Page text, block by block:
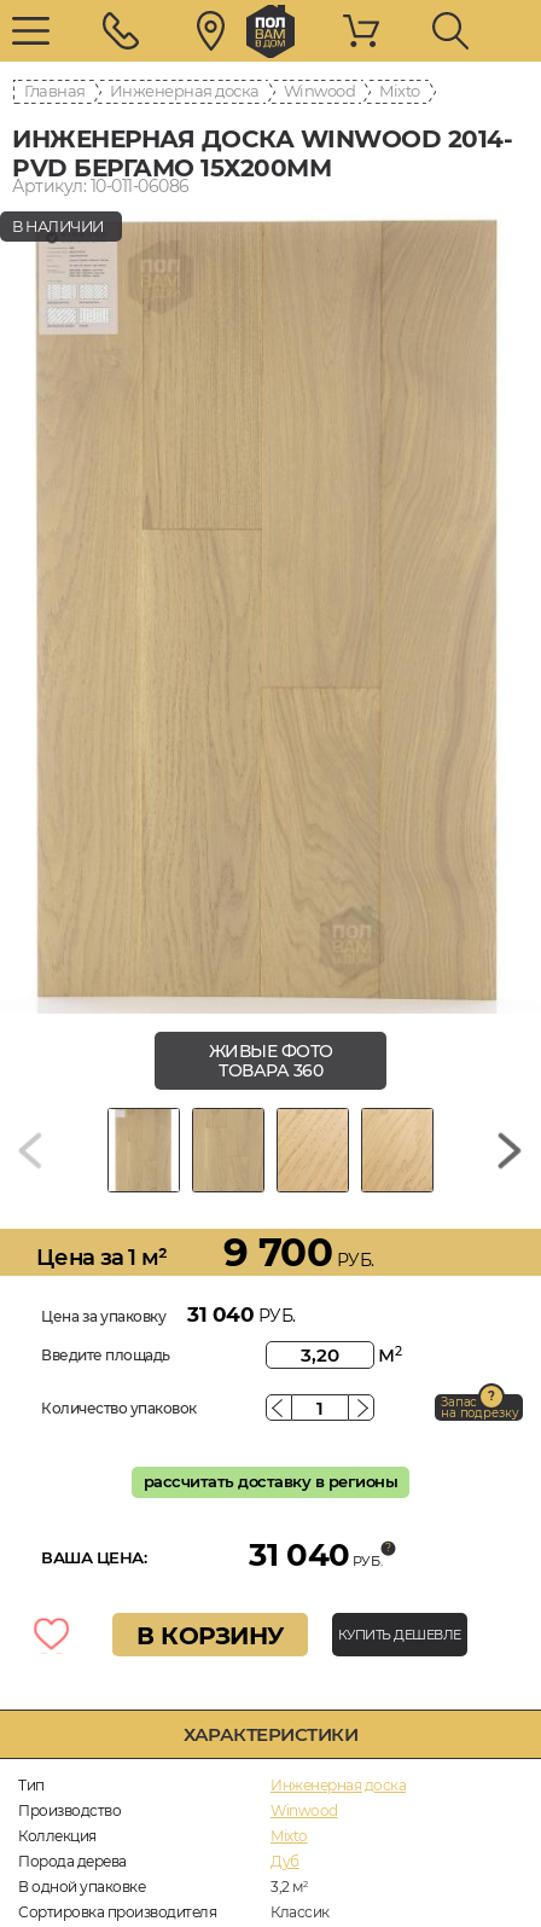
Главная Инженерная доска Winwood Mixto
ИНЖЕНЕРНАЯ ДОСКА WINWOOD 2014-
PVD БЕРГАМО 15Х200ММ
Артикул: 10-011-06086
ХАРАКТЕРИСТИКИ
Тип
Инженерная доска
Производство
Winwood
Коллекция
Mixto
Порода дерева
Дуб
В одной упаковке
3,2 м2
Сортировка производителя
Классик
В НАЛИЧИИ
ЖИВЫЕ ФОТО
ТОВАРА 360
Цена за 1 м² 9 700 РУБ.
Цена за упаковку 31 040 РУБ.
Введите площадь м2
Количество упаковок Запас
на подрезку
рассчитать доставку в регионы
ВАША ЦЕНА: 31 040 РУБ.
В КОРЗИНУ КУПИТЬ ДЕШЕВЛЕ